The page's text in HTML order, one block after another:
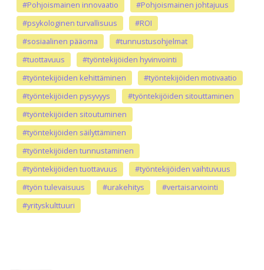
#Pohjoismainen innovaatio
#Pohjoismainen johtajuus
#psykologinen turvallisuus
#ROI
#sosiaalinen pääoma
#tunnustusohjelmat
#tuottavuus
#työntekijöiden hyvinvointi
#työntekijöiden kehittäminen
#työntekijöiden motivaatio
#työntekijöiden pysyvyys
#työntekijöiden sitouttaminen
#työntekijöiden sitoutuminen
#työntekijöiden säilyttäminen
#työntekijöiden tunnustaminen
#työntekijöiden tuottavuus
#työntekijöiden vaihtuvuus
#työn tulevaisuus
#urakehitys
#vertaisarviointi
#yrityskulttuuri